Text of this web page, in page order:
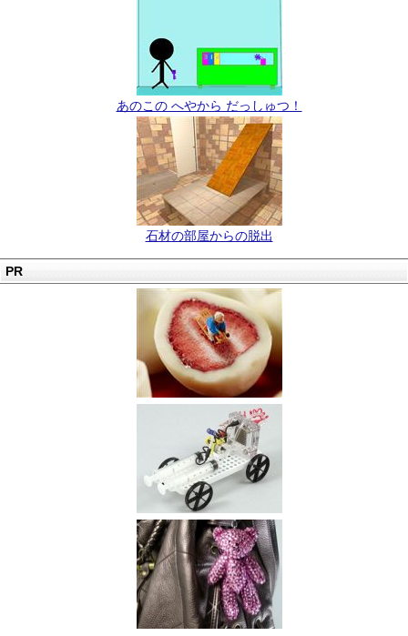
あのこの へやから だっしゅつ！
石材の部屋からの脱出
PR